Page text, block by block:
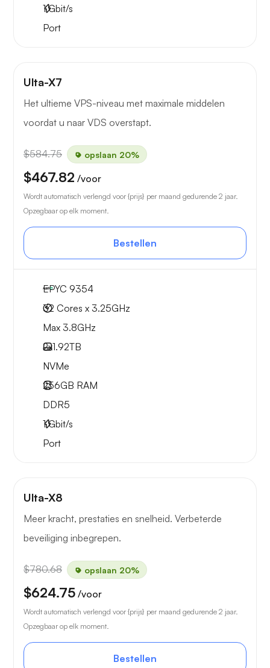
1Gbit/s
Port
Ulta-X7
Het ultieme VPS-niveau met maximale middelen
voordat u naar VDS overstapt.
$584.75 opslaan 20%
$467.82 /voor
Wordt automatisch verlengd voor {prijs} per maand gedurende 2 jaar.
Opzegbaar op elk moment.
Bestellen
EPYC 9354
32 Cores x 3.25GHz
Max 3.8GHz
2x1.92TB
NVMe
256GB RAM
DDR5
1Gbit/s
Port
Ulta-X8
Meer kracht, prestaties en snelheid. Verbeterde
beveiliging inbegrepen.
$780.68 opslaan 20%
$624.75 /voor
Wordt automatisch verlengd voor {prijs} per maand gedurende 2 jaar.
Opzegbaar op elk moment.
Bestellen